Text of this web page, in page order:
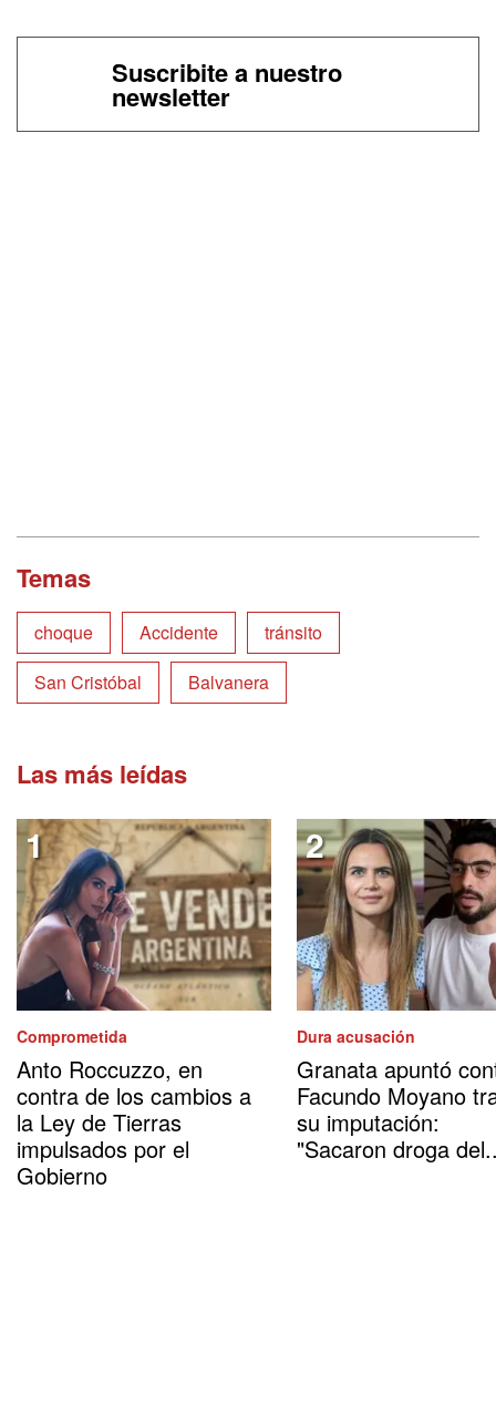
Suscribite a nuestro
newsletter
Temas
choque Accidente
tránsito
San Cristóbal
Balvanera
Las más leídas
Comprometida
Anto Roccuzzo, en
contra de los cambios a
la Ley de Tierras
impulsados por el
Gobierno
Dura acusación
Granata apuntó
Facundo Moyano
su imputación:
"Sacaron droga